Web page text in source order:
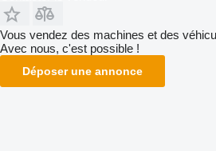
Vous vendez des machines et des
Avec nous, c'est possible !
Déposer une annonce